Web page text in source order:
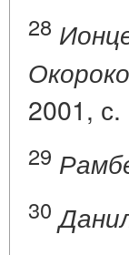
28
2001, с.
29
30